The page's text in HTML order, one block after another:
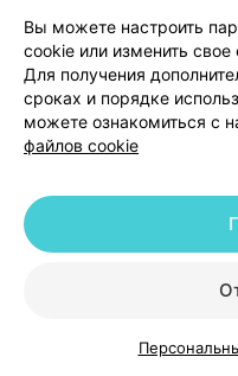
Каталог
- тошнота;
- рвота;
- аллергическая сыпь
- зуд;
- сыпь;
- постоянная
Вы можете настроить
cookie или изменить свое
Для получения
сроках и порядке
можете ознакомиться с
файлов cookie